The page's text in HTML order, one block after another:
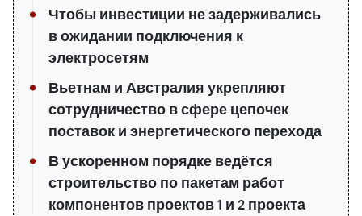
Чтобы инвестиции не задерживались
в ожидании подключения к
электросетям
Вьетнам и Австралия укрепляют
сотрудничество в сфере цепочек
поставок и энергетического перехода
В ускоренном порядке ведётся
строительство по пакетам работ
компонентов проектов 1 и 2 проекта